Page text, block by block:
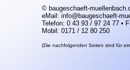
© baugeschaeft-
eMail: info@baugeschaeft-
Telefon: 0 43 93 / 97 24 77 •
Mobil: 0171 / 12 80 250
(Die nachfolgenden Seiten sind für